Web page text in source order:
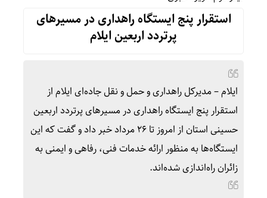
استقرار پنج ایستگاه راهداری در مسیرهای
پرتردد اربعین ایلام
ایلام – مدیرکل راهداری و حمل‌ و نقل جاده‌ای ایلام از
استقرار پنج ایستگاه راهداری در مسیرهای پرتردد اربعین
حسینی استان از امروز تا ۲۶ مرداد خبر داد و گفت که این
ایستگاه‌ها به‌ منظور ارائه خدمات فنی، رفاهی و ایمنی به
زائران راه‌اندازی شده‌اند.